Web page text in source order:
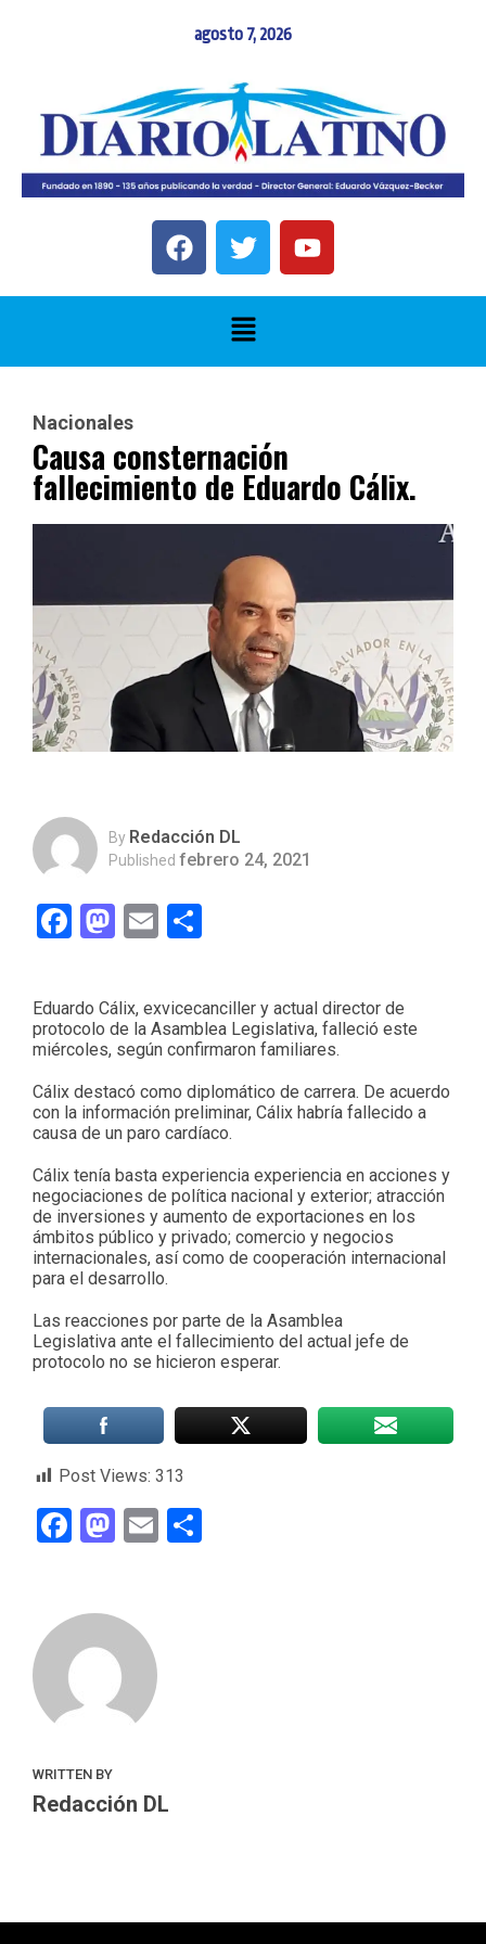
agosto 7, 2026
Nacionales
Causa consternación
fallecimiento de Eduardo Cálix.
By Redacción DL
Published febrero 24, 2021
Facebook
Mastodon
Email
Eduardo Cálix, exvicecanciller y actual director de
protocolo de la Asamblea Legislativa, falleció este
miércoles, según confirmaron familiares.
Cálix destacó como diplomático de carrera. De acuerdo
con la información preliminar, Cálix habría fallecido a
causa de un paro cardíaco.
Cálix tenía basta experiencia experiencia en acciones y
negociaciones de política nacional y exterior; atracción
de inversiones y aumento de exportaciones en los
ámbitos público y privado; comercio y negocios
internacionales, así como de cooperación internacional
para el desarrollo.
Las reacciones por parte de la Asamblea
Legislativa ante el fallecimiento del actual jefe de
protocolo no se hicieron esperar.
Post Views: 313
Facebook
Mastodon
Email
WRITTEN BY
Redacción DL